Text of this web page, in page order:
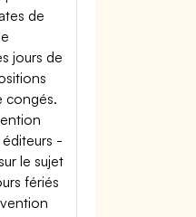
de
jours de
congés.
-
le sujet
fériés